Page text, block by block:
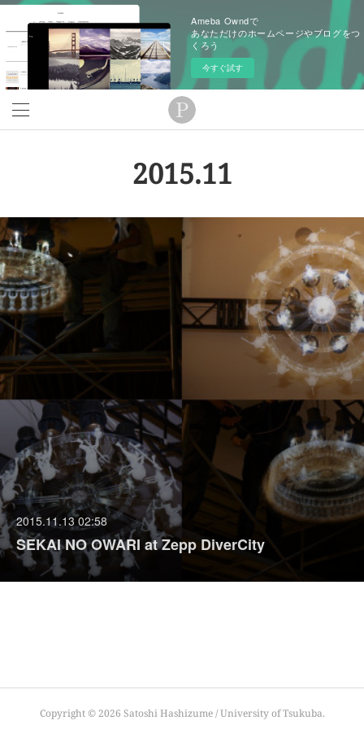
Ameba Owndで
あなただけのホームページやブログをつ
くろう
今すぐ試す
2015.11
2015.11.13 02:58
SEKAI NO OWARI at Zepp DiverCity
Copyright ©2026 Satoshi Hashizume / University of Tsukuba.